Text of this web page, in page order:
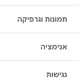
תמונות וגרפיקה
אנימציה
נגישות